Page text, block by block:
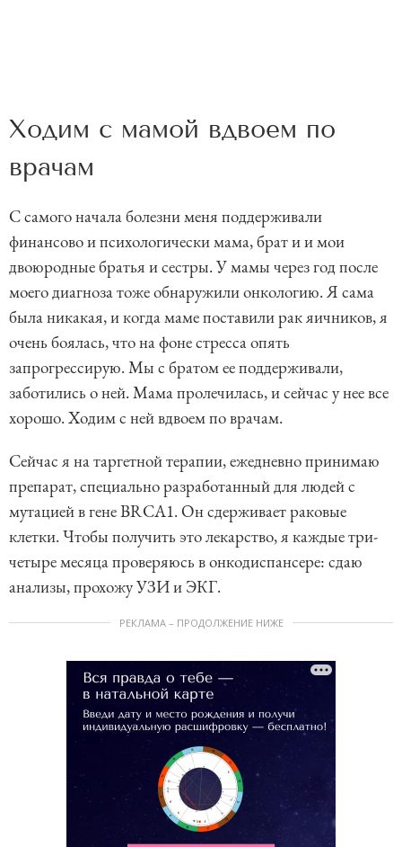
Ходим с мамой вдвоем по
врачам
С самого начала болезни меня поддерживали
финансово и психологически мама, брат и и мои
двоюродные братья и сестры. У мамы через год после
моего диагноза тоже обнаружили онкологию. Я сама
была никакая, и когда маме поставили рак яичников, я
очень боялась, что на фоне стресса опять
запрогрессирую. Мы с братом ее поддерживали,
заботились о ней. Мама пролечилась, и сейчас у нее все
хорошо. Ходим с ней вдвоем по врачам.
Сейчас я на таргетной терапии, ежедневно принимаю
препарат, специально разработанный для людей с
мутацией в гене BRCA1. Он сдерживает раковые
клетки. Чтобы получить это лекарство, я каждые три-
четыре месяца проверяюсь в онкодиспансере: сдаю
анализы, прохожу УЗИ и ЭКГ.
РЕКЛАМА – ПРОДОЛЖЕНИЕ НИЖЕ